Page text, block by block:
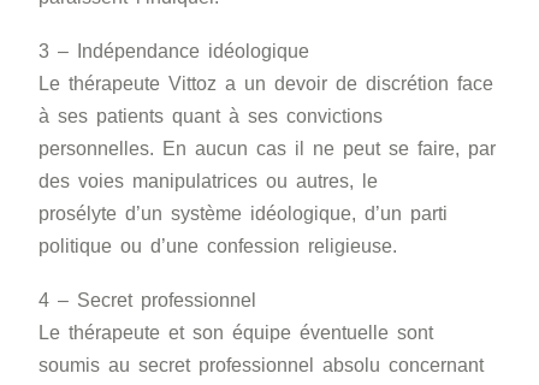
3 – Indépendance idéologique
Le thérapeute Vittoz a un devoir de discrétion face
à ses patients quant à ses convictions
personnelles. En aucun cas il ne peut se faire, par
des voies manipulatrices ou autres, le
prosélyte d’un système idéologique, d’un parti
politique ou d’une confession religieuse.
4 – Secret professionnel
Le thérapeute et son équipe éventuelle sont
soumis au secret professionnel absolu concernant